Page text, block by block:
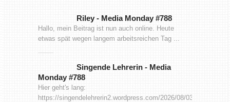
Riley- Media Monday #788
Hallo, mein Beitrag ist nun auch online. Heute
etwas spät wegen langem arbeitsreichen Tag ...
Singende Lehrerin - Media
Monday #788
Hier geht's lang:
https://singendelehrerin2.wordpress.com/2026/08/03/media-